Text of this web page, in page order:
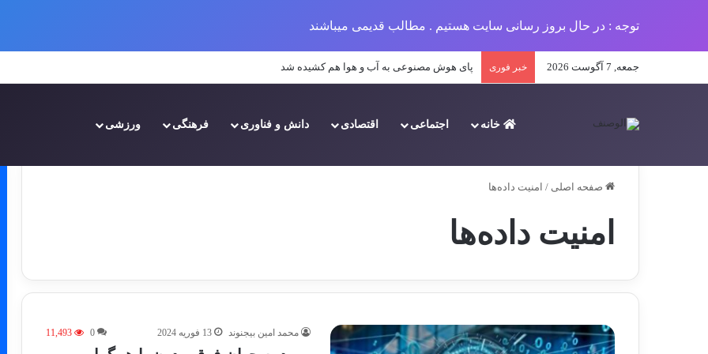
توجه : در حال بروز رسانی سایت هستیم . مطالب قدیمی میباشند
جمعه, 7 آگوست 2026 خبر فوری ساخت و ساز پایدار: گامی به سوی محیطی سبزتر و آینده‌ای بهتر
خانه اجتماعی اقتصادی دانش و فناوری فرهنگی ورزشی
صفحه اصلی / امنیت داده‌ها
امنیت داده‌ها
محمد امین بیجنوند 13 فوریه 2024 0
11,493